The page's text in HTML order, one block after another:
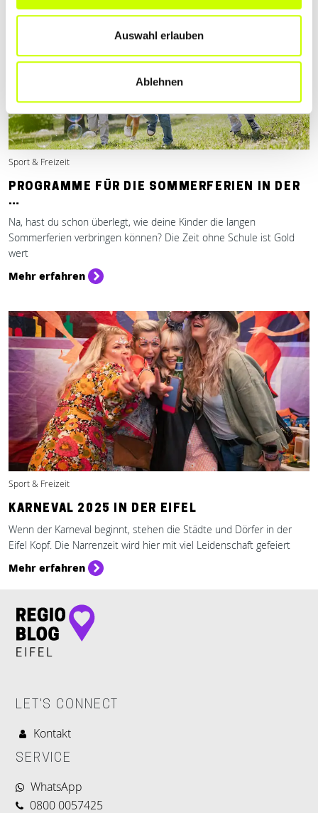
Auswahl erlauben
Ablehnen
Sport & Freizeit
PROGRAMME FÜR DIE SOMMERFERIEN IN DER
…
Na, hast du schon überlegt, wie deine Kinder die langen
Sommerferien verbringen können? Die Zeit ohne Schule ist Gold
wert
Mehr erfahren
Sport & Freizeit
KARNEVAL 2025 IN DER EIFEL
Wenn der Karneval beginnt, stehen die Städte und Dörfer in der
Eifel Kopf. Die Narrenzeit wird hier mit viel Leidenschaft gefeiert
Mehr erfahren
LET'S CONNECT
Kontakt
SERVICE
WhatsApp
0800 0057425